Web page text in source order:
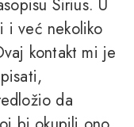
Sirius. U
i već nekoliko
kontakt mi je
da